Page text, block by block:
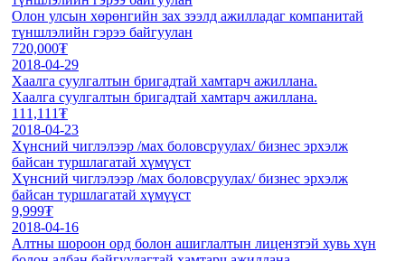
Олон улсын хөрөнгийн зах зээлд ажилладаг компанитай
түншлэлийн гэрээ байгуулан
720,000₮
2018-04-29
Хаалга суулгалтын бригадтай хамтарч ажиллана.
Хаалга суулгалтын бригадтай хамтарч ажиллана.
111,111₮
2018-04-23
Хүнсний чиглэлээр /мах боловсруулах/ бизнес эрхэлж
байсан туршлагатай хүмүүст
Хүнсний чиглэлээр /мах боловсруулах/ бизнес эрхэлж
байсан туршлагатай хүмүүст
9,999₮
2018-04-16
Алтны шороон орд болон ашиглалтын лицензтэй хувь хүн